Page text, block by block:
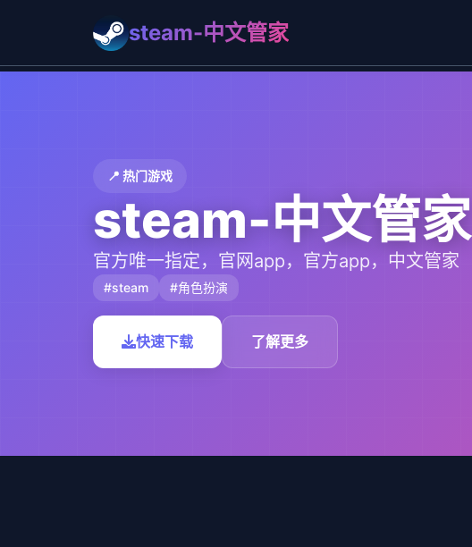
steam-中文管家
📍 热门游戏
steam-中文管家
官方唯一指定，官网app，官方app，中文管家
#steam #角色扮演
快速下载 了解更多